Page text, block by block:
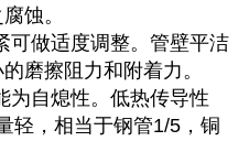
蚀。
可做适度调整。管壁平洁
磨擦阻力和附着力。
为自熄性。低热传导性
轻，相当于钢管1/5，铜